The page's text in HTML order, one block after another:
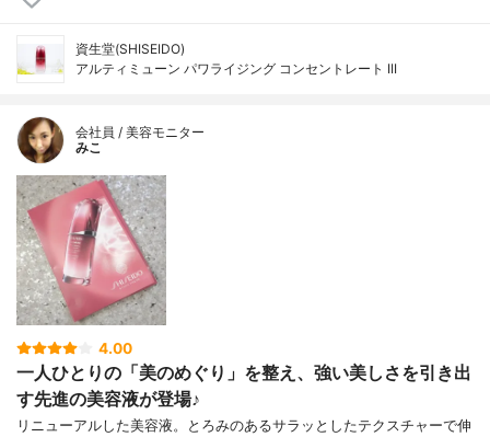
資生堂(SHISEIDO)
アルティミューン パワライジング コンセントレート III
会社員 / 美容モニター
みこ
4.00
一人ひとりの「美のめぐり」を整え、強い美しさを引き出
す先進の美容液が登場♪
リニューアルした美容液。とろみのあるサラッとしたテクスチャーで伸